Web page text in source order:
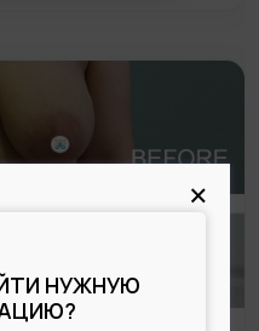
×
НУЖНУЮ